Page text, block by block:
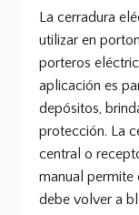
La cerradura
utilizar en
porteros
aplicación es
depósitos,
protección. La
central o
manual permite
debe volver a